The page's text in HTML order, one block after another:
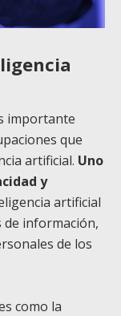
importante
que
artificial. Uno
y
artificial
de información,
de los
como la